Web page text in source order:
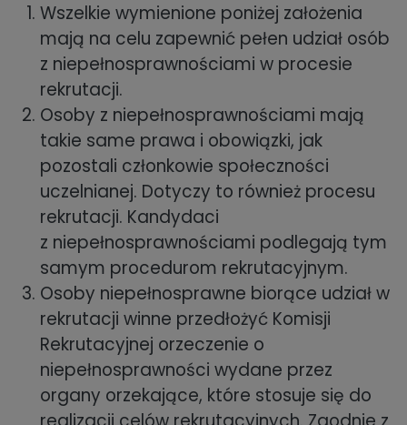
Wszelkie wymienione poniżej założenia
mają na celu zapewnić pełen udział osób
z niepełnosprawnościami w procesie
rekrutacji.
Osoby z niepełnosprawnościami mają
takie same prawa i obowiązki, jak
pozostali członkowie społeczności
uczelnianej. Dotyczy to również procesu
rekrutacji. Kandydaci
z niepełnosprawnościami podlegają tym
samym procedurom rekrutacyjnym.
Osoby niepełnosprawne biorące udział w
rekrutacji winne przedłożyć Komisji
Rekrutacyjnej orzeczenie o
niepełnosprawności wydane przez
organy orzekające, które stosuje się do